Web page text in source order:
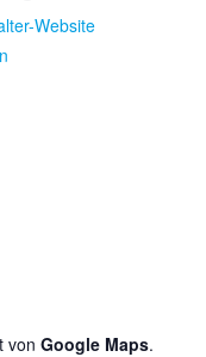
Website
vonGoogle Maps.